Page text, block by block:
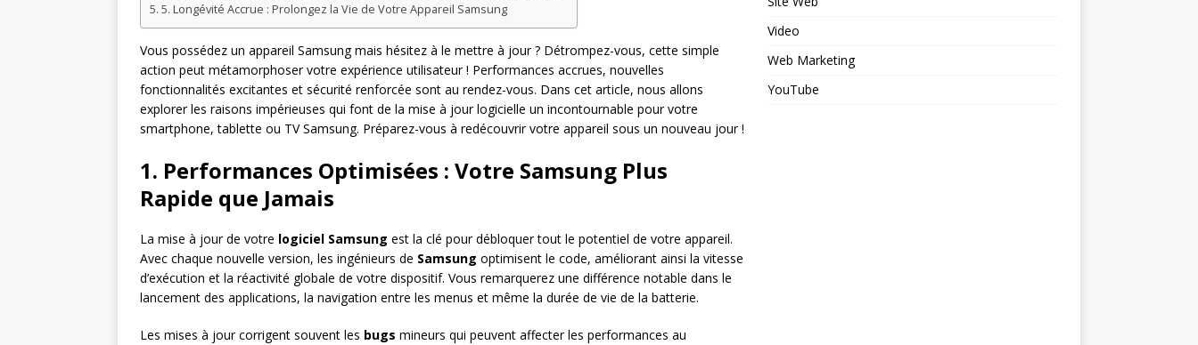
5. Longévité Accrue : Prolongez la Vie de Votre Appareil Samsung
Vous possédez un appareil Samsung mais hésitez à le mettre à jour ? Détrompez-vous, cette simple
action peut métamorphoser votre expérience utilisateur ! Performances accrues, nouvelles
fonctionnalités excitantes et sécurité renforcée sont au rendez-vous. Dans cet article, nous allons
explorer les raisons impérieuses qui font de la mise à jour logicielle un incontournable pour votre
smartphone, tablette ou TV Samsung. Préparez-vous à redécouvrir votre appareil sous un nouveau jour !
1. Performances Optimisées : Votre Samsung Plus
Rapide que Jamais
La mise à jour de votre logiciel Samsung est la clé pour débloquer tout le potentiel de votre appareil.
Avec chaque nouvelle version, les ingénieurs de Samsung optimisent le code, améliorant ainsi la vitesse
d’exécution et la réactivité globale de votre dispositif. Vous remarquerez une différence notable dans le
lancement des applications, la navigation entre les menus et même la durée de vie de la batterie.
Les mises à jour corrigent souvent les bugs mineurs qui peuvent affecter les performances au
Video
Web Marketing
YouTube